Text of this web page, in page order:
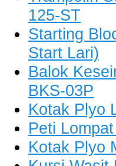
125-ST
Starting
Start Lari)
Balok
BKS-03P
Kotak Plyo
Peti
Kotak Plyo